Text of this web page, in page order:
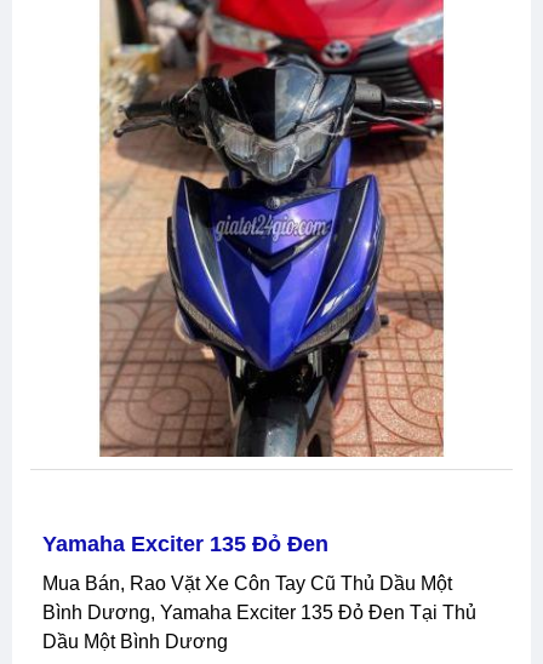
Yamaha Exciter 135 Đỏ Đen
Mua Bán, Rao Vặt Xe Côn Tay Cũ Thủ Dầu Một
Bình Dương, Yamaha Exciter 135 Đỏ Đen Tại Thủ
Dầu Một Bình Dương